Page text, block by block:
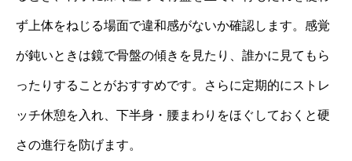
ず上体をねじる場面で違和感がないか確認します。感覚
が鈍いときは鏡で骨盤の傾きを見たり、誰かに見てもら
ったりすることがおすすめです。さらに定期的にストレ
ッチ休憩を入れ、下半身・腰まわりをほぐしておくと硬
さの進行を防げます。